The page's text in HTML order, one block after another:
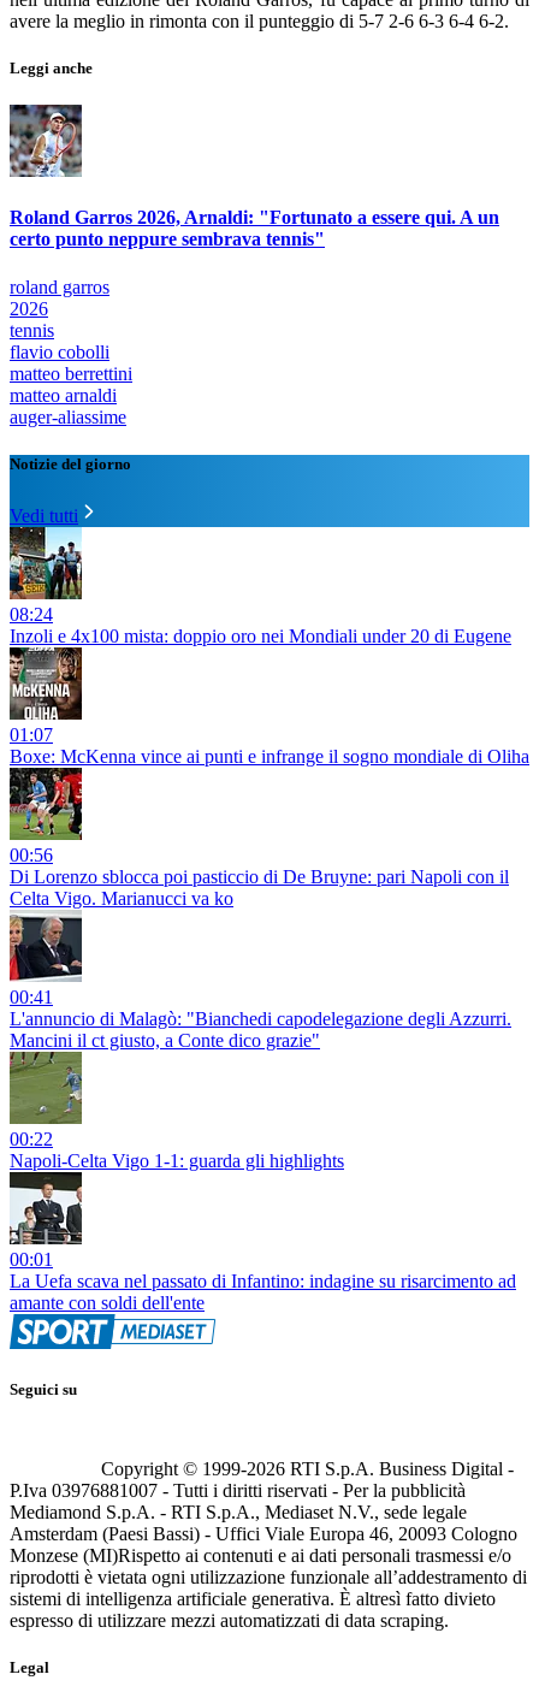
avere la meglio in rimonta con il punteggio di 5-7 2-6 6-3 6-4 6-2.
Leggi anche
Roland Garros 2026, Arnaldi: "Fortunato a essere qui. A un
certo punto neppure sembrava tennis"
roland garros
2026
tennis
flavio cobolli
matteo berrettini
matteo arnaldi
auger-aliassime
Notizie del giorno
Vedi tutti
08:24
Inzoli e 4x100 mista: doppio oro nei Mondiali under 20 di Eugene
01:07
Boxe: McKenna vince ai punti e infrange il sogno mondiale di Oliha
00:56
Di Lorenzo sblocca poi pasticcio di De Bruyne: pari Napoli con il
Celta Vigo. Marianucci va ko
00:41
L'annuncio di Malagò: "Bianchedi capodelegazione degli Azzurri.
Mancini il ct giusto, a Conte dico grazie"
00:22
Napoli-Celta Vigo 1-1: guarda gli highlights
00:01
La Uefa scava nel passato di Infantino: indagine su risarcimento ad
amante con soldi dell'ente
Seguici su
Copyright © 1999-2026 RTI S.p.A. Business Digital -
P.Iva 03976881007 - Tutti i diritti riservati - Per la pubblicità
Mediamond S.p.A. - RTI S.p.A., Mediaset N.V., sede legale
Amsterdam (Paesi Bassi) - Uffici Viale Europa 46, 20093 Cologno
Monzese (MI)Rispetto ai contenuti e ai dati personali trasmessi e/o
riprodotti è vietata ogni utilizzazione funzionale all’addestramento di
sistemi di intelligenza artificiale generativa. È altresì fatto divieto
espresso di utilizzare mezzi automatizzati di data scraping.
Legal